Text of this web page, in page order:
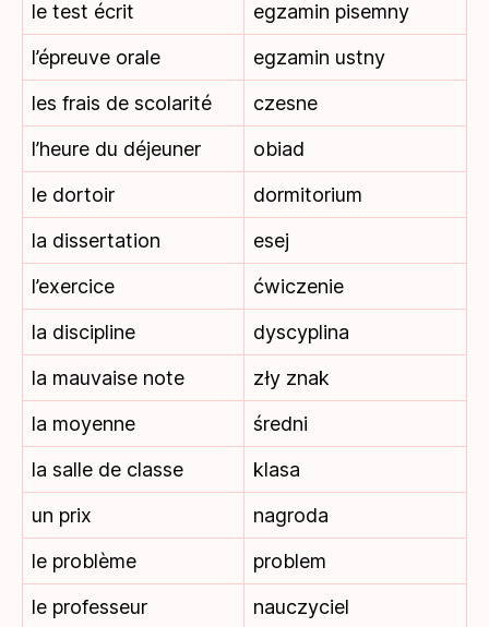
le test écrit
egzamin pisemny
l’épreuve orale
egzamin ustny
les frais de scolarité
czesne
l’heure du déjeuner
obiad
le dortoir
dormitorium
la dissertation
esej
l’exercice
ćwiczenie
la discipline
dyscyplina
la mauvaise note
zły znak
la moyenne
średni
la salle de classe
klasa
un prix
nagroda
le problème
problem
le professeur
nauczyciel